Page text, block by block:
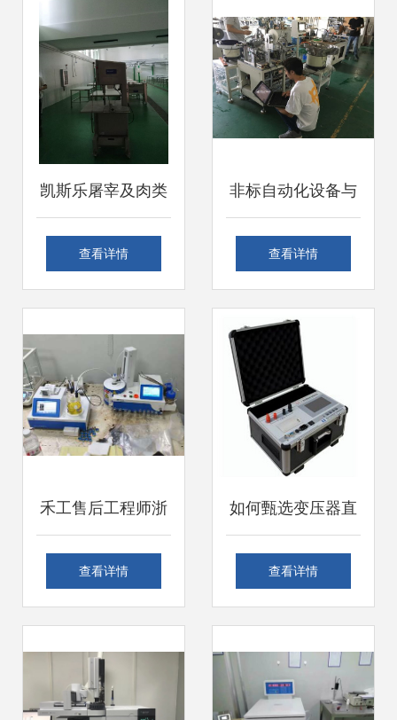
务
凯斯乐屠宰及肉类
深加工设备在云南
启智能化生产新篇
章
查看详情
非标自动化设备与
仪器设备安装调试
查看详情
禾工售后工程师浙
江行 专业服务点亮
查看详情
如何甄选变压器直
流电阻测试仪专业
装调试服务
查看详情